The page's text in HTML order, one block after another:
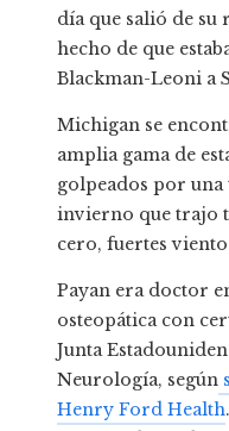
día que salió de su
hecho de que
Blackman-Leoni a
Michigan se
amplia gama de
golpeados por
invierno que trajo
cero, fuertes
Payan era doctor
osteopática con
Junta
Neurología, según
Henry Ford Health